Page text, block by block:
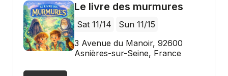
Le livre des murmures
Sat 11/14
Sun 11/15
3 Avenue du Manoir, 92600
Asnières-sur-Seine, France